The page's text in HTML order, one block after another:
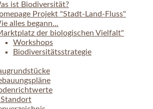
ist Biodiversität?
Projekt "Stadt-Land-Fluss"
alles begann...
der biologischen Vielfalt"
Workshops
Biodiversitätsstrategie